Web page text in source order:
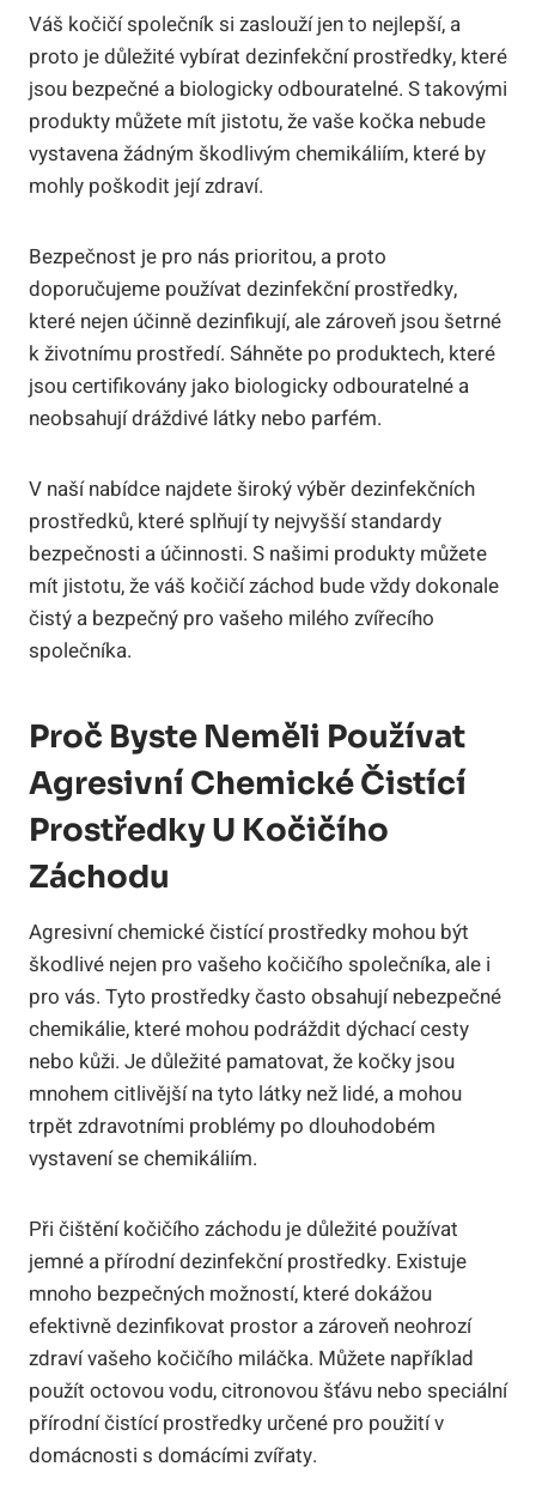
Váš kočičí společník si zaslouží jen to nejlepší, a
proto je důležité vybírat dezinfekční prostředky, které
jsou bezpečné a biologicky odbouratelné. S takovými
produkty můžete mít jistotu, že vaše kočka nebude
vystavena žádným škodlivým chemikáliím, které by
mohly poškodit její zdraví.
Bezpečnost je pro nás prioritou, a proto
doporučujeme používat dezinfekční prostředky,
které nejen účinně dezinfikují, ale zároveň jsou šetrné
k životnímu prostředí. Sáhněte po produktech, které
jsou certifikovány jako biologicky odbouratelné a
neobsahují dráždivé látky nebo parfém.
V naší nabídce najdete široký výběr dezinfekčních
prostředků, které splňují ty nejvyšší standardy
bezpečnosti a účinnosti. S našimi produkty můžete
mít jistotu, že váš kočičí záchod bude vždy dokonale
čistý a bezpečný pro vašeho milého zvířecího
společníka.
Proč Byste Neměli Používat
Agresivní Chemické Čistící
Prostředky U Kočičího
Záchodu
Agresivní chemické čistící prostředky mohou být
škodlivé nejen pro vašeho kočičího společníka, ale i
pro vás. Tyto prostředky často obsahují nebezpečné
chemikálie, které mohou podráždit dýchací cesty
nebo kůži. Je důležité pamatovat, že kočky jsou
mnohem citlivější na tyto látky než lidé, a mohou
trpět zdravotními problémy po dlouhodobém
vystavení se chemikáliím.
Při čištění kočičího záchodu je důležité používat
jemné a přírodní dezinfekční prostředky. Existuje
mnoho bezpečných možností, které dokážou
efektivně dezinfikovat prostor a zároveň neohrozí
zdraví vašeho kočičího miláčka. Můžete například
použít octovou vodu, citronovou šťávu nebo speciální
přírodní čistící prostředky určené pro použití v
domácnosti s domácími zvířaty.